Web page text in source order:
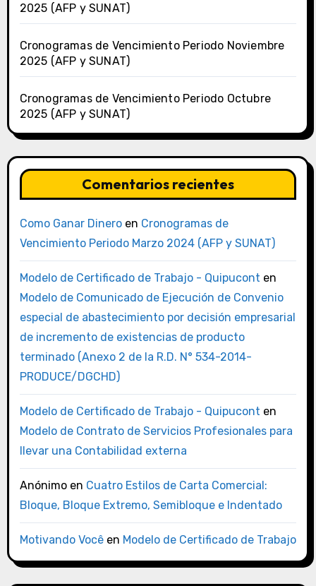
2025 (AFP y SUNAT)
Cronogramas de Vencimiento Periodo Noviembre
2025 (AFP y SUNAT)
Cronogramas de Vencimiento Periodo Octubre
2025 (AFP y SUNAT)
Comentarios recientes
Como Ganar Dineroen Cronogramas de
Vencimiento Periodo Marzo 2024 (AFP y SUNAT)
Modelo de Certificado de Trabajo - Quipucont en
Modelo de Comunicado de Ejecución de Convenio
especial de abastecimiento por decisión empresarial
de incremento de existencias de producto
terminado (Anexo 2 de la R.D. N° 534-2014-
PRODUCE/DGCHD)
Modelo de Certificado de Trabajo - Quipucont en
Modelo de Contrato de Servicios Profesionales para
llevar una Contabilidad externa
Anónimoen Cuatro Estilos de Carta Comercial:
Bloque, Bloque Extremo, Semibloque e Indentado
Motivando Vocêen Modelo de Certificado de Trabajo